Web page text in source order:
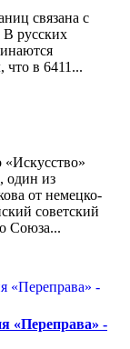
связана с
русских
что в 6411...
«Искусство»
один из
от немецко-
советский
Союза...
«Переправа» -